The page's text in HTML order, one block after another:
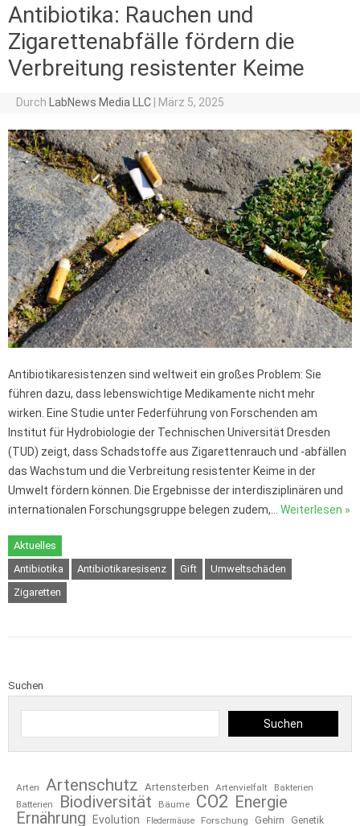
Antibiotika: Rauchen und
Zigarettenabfälle fördern die
Verbreitung resistenter Keime
Durch LabNews Media LLC März 5, 2025
Antibiotikaresistenzen sind weltweit ein großes Problem: Sie
führen dazu, dass lebenswichtige Medikamente nicht mehr
wirken. Eine Studie unter Federführung von Forschenden am
Institut für Hydrobiologie der Technischen Universität Dresden
(TUD) zeigt, dass Schadstoffe aus Zigarettenrauch und -abfällen
das Wachstum und die Verbreitung resistenter Keime in der
Umwelt fördern können. Die Ergebnisse der interdisziplinären und
internationalen Forschungsgruppe belegen zudem,… Weiterlesen »
Aktuelles
Antibiotika
Antibiotikaresisenz Gift
Umweltschäden
Zigaretten
Suchen
Suchen
Arten Artenschutz Artensterben Artenvielfalt
Bakterien
Batterien
Biodiversität Bäume CO2 Energie
Ernährung
Evolution Fledermäuse Forschung Gehirn Genetik